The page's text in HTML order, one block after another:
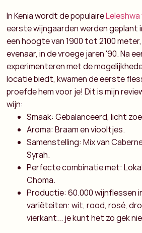
In Kenia wordt de populaireLeleshwa
eerste wijngaarden werden geplant
een hoogte van 1900 tot 2100
evenaar, in de vroege jaren '90. Na
experimenteren met de
locatie biedt, kwamen de eerste
proefde hem voor je! Dit is mijn
wijn:
Smaak: Gebalanceerd, licht
Aroma: Braam en viooltjes.
Samenstelling: Mix van
Syrah.
Perfecte combinatie met:
Choma.
Productie: 60.000 wijnflessen
variëteiten: wit, rood, rosé,
vierkant... je kunt het zo gek